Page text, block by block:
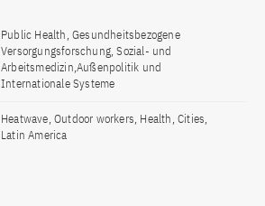
Public Health, Gesundheitsbezogene
Versorgungsforschung, Sozial- und
Arbeitsmedizin,Außenpolitik und
Internationale Systeme
Heatwave, Outdoor workers, Health, Cities,
Latin America